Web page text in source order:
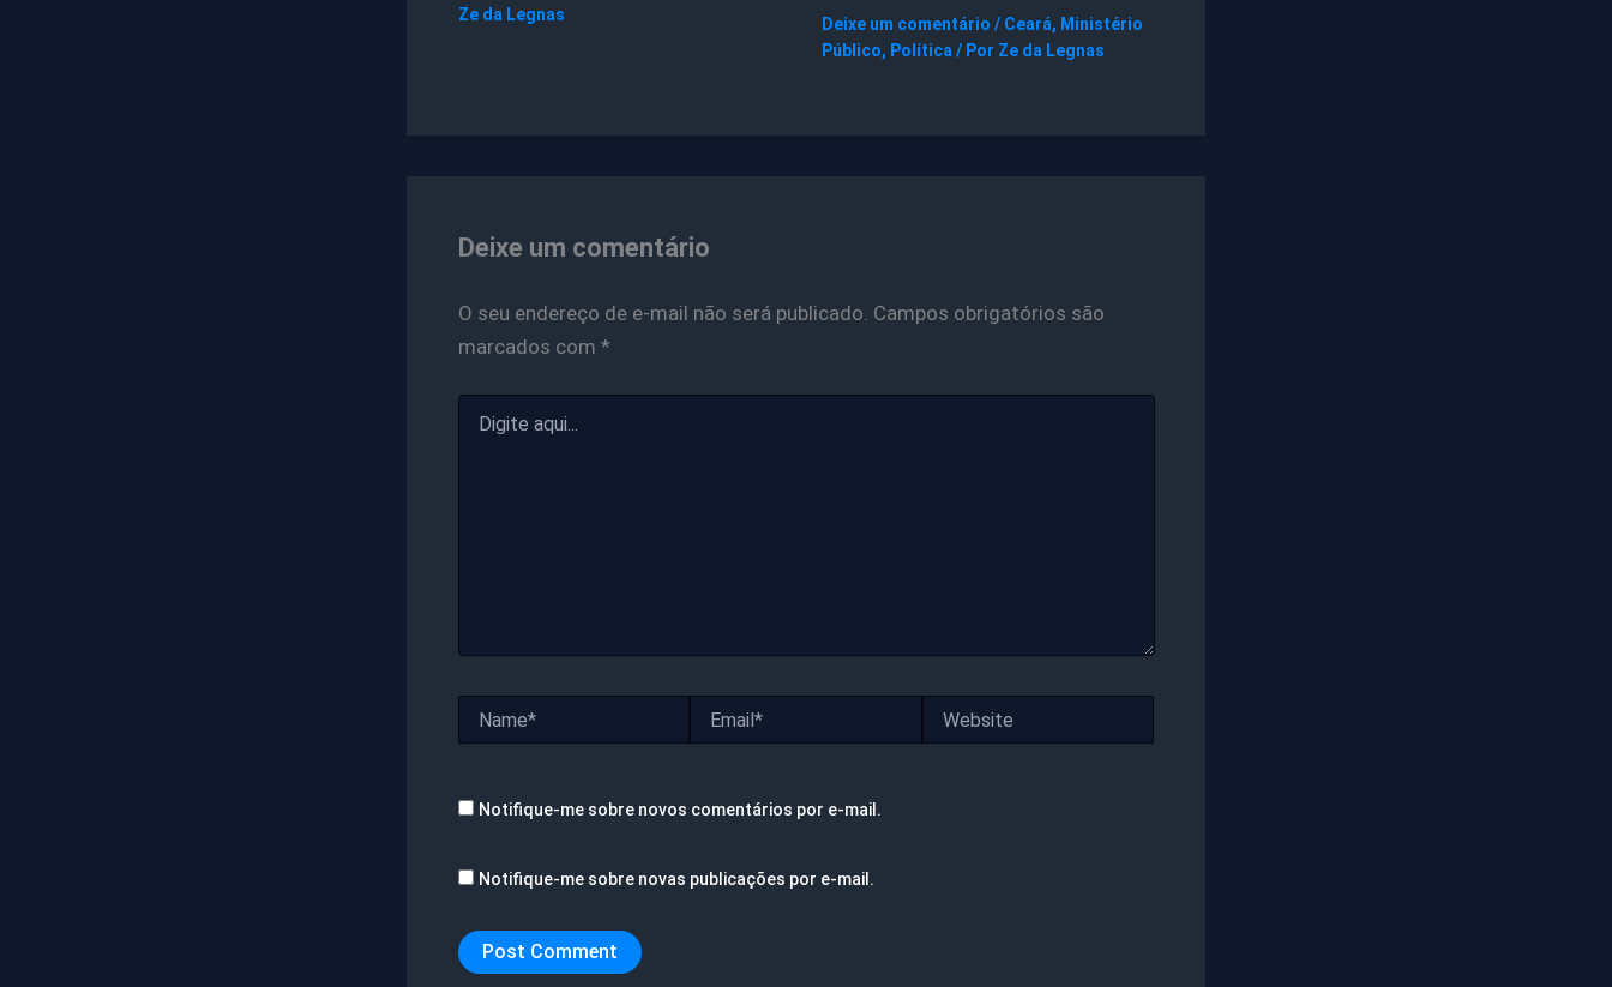
Ze da Legnas
Deixe um comentário / Ceará, Ministério
Público, Política/ Por Ze da Legnas
Deixe um comentário
O seu endereço de e-mail não será publicado. Campos obrigatórios são
marcados com *
aqui...
Notifique-me sobre novos comentários por e-mail.
Notifique-me sobre novas publicações por e-mail.